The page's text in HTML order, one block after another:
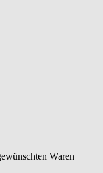
Waren